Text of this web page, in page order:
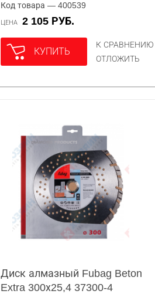
Код товара — 400539
ЦЕНА 2 105 РУБ.
КУПИТЬ
К СРАВНЕНИЮ
ОТЛОЖИТЬ
Диск алмазный Fubag Beton
Extra 300х25,4 37300-4